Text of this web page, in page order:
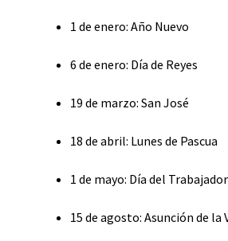
1 de enero: Año Nuevo
6 de enero: Día de Reyes
19 de marzo: San José
18 de abril: Lunes de Pascua
1 de mayo: Día del Trabajador
15 de agosto: Asunción de la